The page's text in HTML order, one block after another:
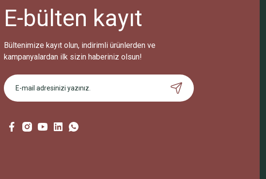
E-bülten kayıt
Bültenimize kayıt olun, indirimli ürünlerden ve
kampanyalardan ilk sizin haberiniz olsun!